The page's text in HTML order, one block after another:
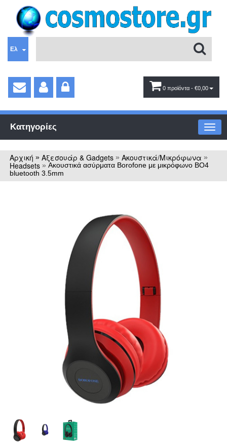
Ελ
0 προϊόντα - €0,00
Κατηγορίες
Αρχική » Αξεσουάρ & Gadgets » Ακουστικά/Μικρόφωνα »
Headsets » Ακουστικά ασύρματα Borofone με μικρόφωνο BO4
bluetooth 3.5mm